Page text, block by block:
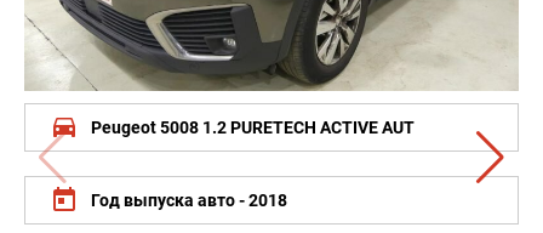
drive_eta Peugeot 5008 1.2 PURETECH ACTIVE AUT
today Год выпуска авто - 2018